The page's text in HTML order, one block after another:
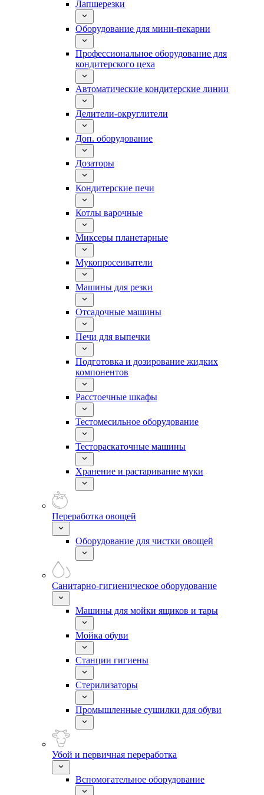
Лапшерезки
Оборудование для мини-пекарни
Профессиональное оборудование для
кондитерского цеха
Автоматические кондитерские линии
Делители-округлители
Доп. оборудование
Дозаторы
Кондитерские печи
Котлы варочные
Миксеры планетарные
Мукопросеиватели
Машины для резки
Отсадочные машины
Печи для выпечки
Подготовка и дозирование жидких
компонентов
Расстоечные шкафы
Тестомесильное оборудование
Тестораскаточные машины
Хранение и растаривание муки
Переработка овощей
Оборудование для чистки овощей
Санитарно-гигиеническое оборудование
Машины для мойки ящиков и тары
Мойка обуви
Станции гигиены
Стерилизаторы
Промышленные сушилки для обуви
Убой и первичная переработка
Вспомогательное оборудование